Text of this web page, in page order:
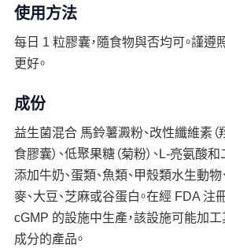
使用方法
每日 1 粒膠囊，隨食物與否均可。謹遵
更好。
成份
益生菌混合 馬鈴薯澱粉、改性纖維素
食膠囊）、低聚果糖（菊粉）、L-亮氨酸
添加牛奶、蛋類、魚類、甲殼類水生動物
麥、大豆、芝麻或谷蛋白。在經 FDA 注
cGMP 的設施中生產，該設施可能加
成分的產品。